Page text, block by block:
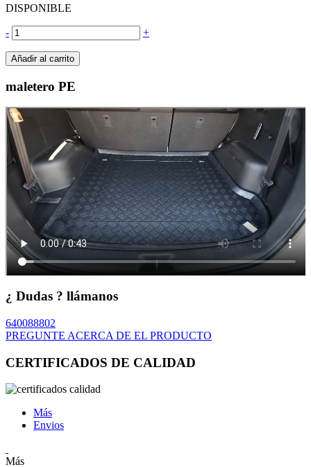
DISPONIBLE
- +
Añadir al carrito
maletero PE
¿ Dudas ? llámanos
640088802
PREGUNTE ACERCA DE EL PRODUCTO
CERTIFICADOS DE CALIDAD
Más
Envios
Más